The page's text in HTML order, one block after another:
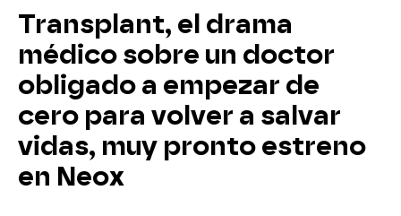
Transplant, el drama
médico sobre un doctor
obligado a empezar de
cero para volver a salvar
vidas, muy pronto estreno
en Neox